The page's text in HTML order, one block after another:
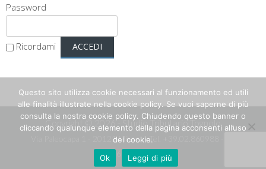
Password
Ricordami
Copyright © 2026 - Studio Tributario Tognolo
Via Paleocapa 1 - 20121 Milano - Tel.
10662350965
Questo sito utilizza cookie necessari al funzionamento ed utili
alle finalità illustrate nella cookie policy. Se vuoi saperne di più
consulta la nostra cookie policy. Chiudendo questo banner o
cliccando qualunque elemento della pagina acconsenti all’uso
dei cookie.
Ok
Leggi di più